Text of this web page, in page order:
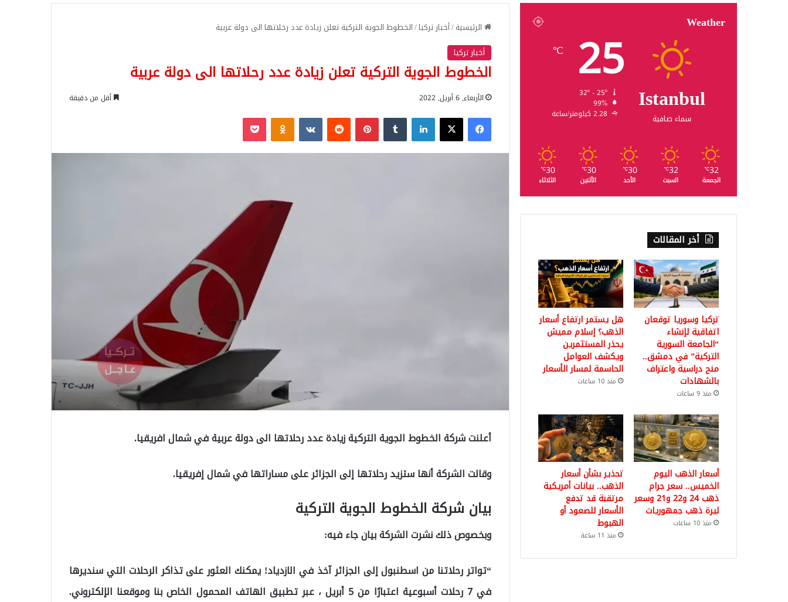
الرئيسية/أخبار تركيا/الخطوط الجوية التركية تعلن زيادة عدد رحلاتها الى دولة عربية
أخبار تركيا
الخطوط الجوية التركية تعلن زيادة عدد رحلاتها الى دولة عربية
الأربعاء, 6 أبريل, 2022 أقل من دقيقة
فيسبوك‫X لينكدإن بينتيريست Odnoklassniki
‫Pocket
أعلنت شركة الخطوط الجوية التركية زيادة عدد رحلاتها الى دولة عربية في شمال افريقيا.
وقالت الشركة أنها ستزيد رحلاتها إلى الجزائر على مساراتها في شمال إفريقيا.
بيان شركة الخطوط الجوية التركية
وبخصوص ذلك نشرت الشركة بيان جاء فيه:
“تواتر رحلاتنا من اسطنبول إلى الجزائر آخذ في الازدياد! يمكنك العثور على تذاكر الرحلات التي سنديرها
في 7 رحلات أسبوعية اعتبارًا من 5 أبريل ، عبر تطبيق الهاتف المحمول الخاص بنا وموقعنا الإلكتروني.
Weather
Istanbul
سماء صافية
25
℃
99%
2.28 كيلومتر/ساعة
32
℃
الجمعة
32
℃
السبت
30
℃
الأحد
30
℃
الأثنين
30
℃
الثلاثاء
أخر المقالات
تركيا وسوريا توقعان
اتفاقية لإنشاء
“الجامعة السورية
التركية” في دمشق..
منح دراسية واعتراف
بالشهادات
منذ 9 ساعات
هل يستمر ارتفاع أسعار
الذهب؟ إسلام مميش
يحذر المستثمرين
ويكشف العوامل
الحاسمة لمسار الأسعار
منذ 10 ساعات
أسعار الذهب اليوم
الخميس.. سعر جرام
ذهب 24 و22 و21 وسعر
ليرة ذهب جمهوريات
منذ 10 ساعات
تحذير بشأن أسعار
الذهب.. بيانات أمريكية
مرتقبة قد تدفع
الأسعار للصعود أو
الهبوط
منذ 11 ساعة